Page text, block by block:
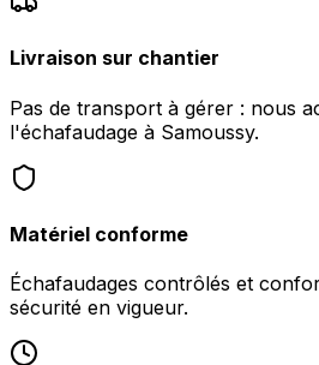
Livraison sur chantier
Pas de transport à gérer : nous
l'échafaudage à Samoussy.
Matériel conforme
Échafaudages contrôlés et
sécurité en vigueur.